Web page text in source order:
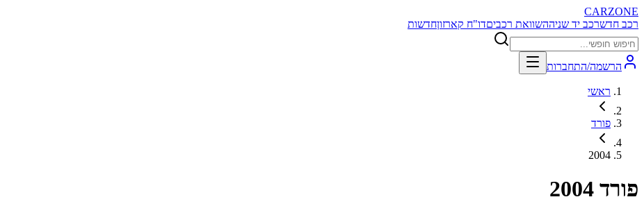
CARZONE
רכב חדשרכב יד שניההשוואת רכביםדו"ח קארזוןחדשות
הרשמה/התחברות
ראשי
פורד
2004
פורד 2004